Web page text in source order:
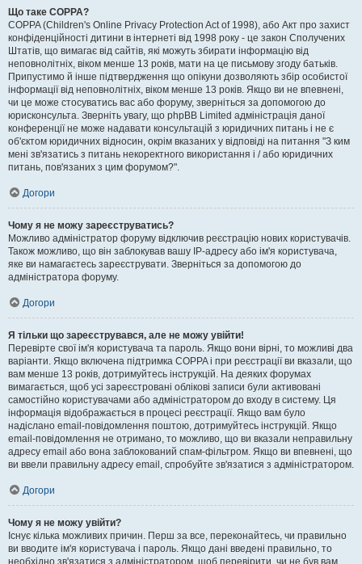
Що таке COPPA?
COPPA (Children's Online Privacy Protection Act of 1998), або Акт про захист
конфіденційності дитини в інтернеті від 1998 року - це закон Сполучених
Штатів, що вимагає від сайтів, які можуть збирати інформацію від
неповнолітніх, віком менше 13 років, мати на це письмову згоду батьків.
Припустимо й інше підтвердження що опікуни дозволяють збір особистої
інформації від неповнолітніх, віком менше 13 років. Якщо ви не впевнені,
чи це може стосуватись вас або форуму, зверніться за допомогою до
юрисконсульта. Зверніть увагу, що phpBB Limited адміністрація даної
конференції не може надавати консультацій з юридичних питань і не є
об'єктом юридичних відносин, окрім вказаних у відповіді на питання "З ким
мені зв'язатись з питань некоректного використання і / або юридичних
питань, пов'язаних з цим форумом?".
Догори
Чому я не можу зареєструватись?
Можливо адміністратор форуму відключив реєстрацію нових користувачів.
Також можливо, що він заблокував вашу IP-адресу або ім'я користувача,
яке ви намагаєтесь зареєструвати. Зверніться за допомогою до
адміністратора форуму.
Догори
Я тільки що зареєструвався, але не можу увійти!
Перевірте свої ім'я користувача та пароль. Якщо вони вірні, то можливі два
варіанти. Якщо включена підтримка COPPA і при реєстрації ви вказали, що
вам менше 13 років, дотримуйтесь інструкцій. На деяких форумах
вимагається, щоб усі зареєстровані облікові записи були активовані
самостійно користувачами або адміністратором до входу в систему. Ця
інформація відображається в процесі реєстрації. Якщо вам було
надіслано email-повідомлення поштою, дотримуйтесь інструкцій. Якщо
email-повідомлення не отримано, то можливо, що ви вказали неправильну
адресу email або вона заблокований спам-фільтром. Якщо ви впевнені, що
ви ввели правильну адресу email, спробуйте зв'язатися з адміністратором.
Догори
Чому я не можу увійти?
Існує кілька можливих причин. Перш за все, переконайтесь, чи правильно
ви вводите ім'я користувача і пароль. Якщо дані введені правильно, то
необхідно зв'язатися з адміністратором, щоб перевірити, чи не був вам